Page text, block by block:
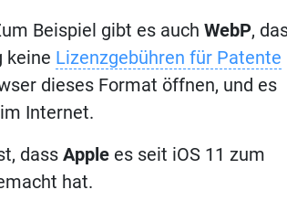
Beispiel gibt es auch WebP,
keine Lizenzgebühren für Patente
dieses Format öffnen, und es
Internet.
dass Applees seit iOS 11 zum
hat.